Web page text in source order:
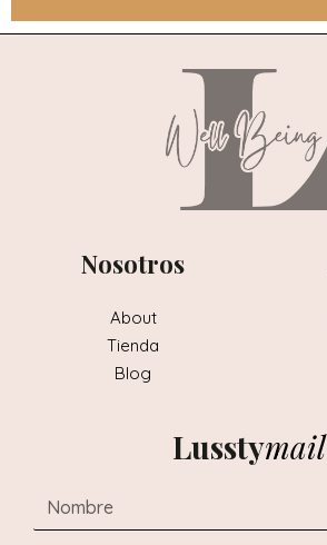
Lusstymail
Nosotros
About
Tienda
Blog